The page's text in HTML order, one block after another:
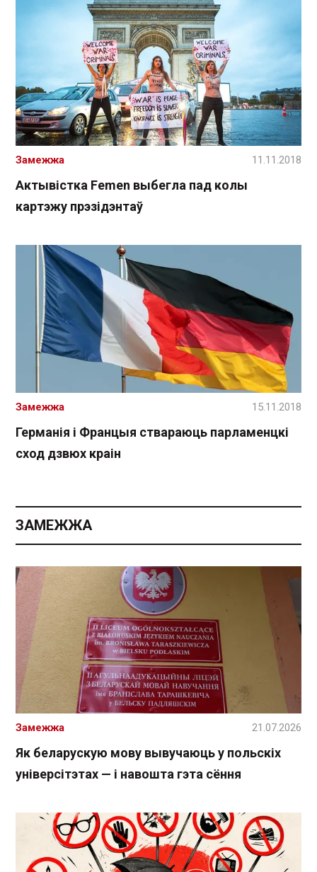
Актывістка Femen выбегла пад колы
картэжу прэзідэнтаў
Замежжа 11.11.2018
Германія і Францыя ствараюць парламенцкі
сход дзвюх краін
Замежжа 15.11.2018
ЗАМЕЖЖА
Як беларускую мову вывучаюць у польскіх
універсітэтах — і навошта гэта сёння
Замежжа 21.07.2026